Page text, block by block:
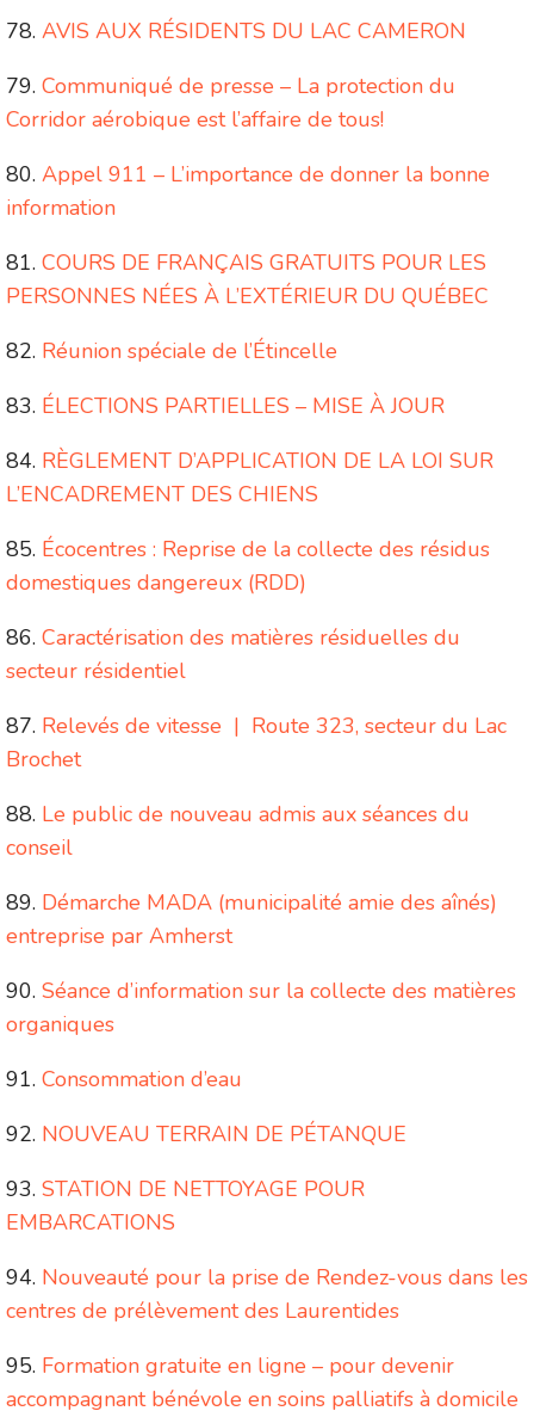
AVIS AUX RÉSIDENTS DU LAC CAMERON
Communiqué de presse – La protection du
Corridor aérobique est l’affaire de tous!
Appel 911 – L’importance de donner la bonne
information
COURS DE FRANÇAIS GRATUITS POUR LES
PERSONNES NÉES À L’EXTÉRIEUR DU QUÉBEC
Réunion spéciale de l’Étincelle
ÉLECTIONS PARTIELLES – MISE À JOUR
RÈGLEMENT D’APPLICATION DE LA LOI SUR
L’ENCADREMENT DES CHIENS
Écocentres : Reprise de la collecte des résidus
domestiques dangereux (RDD)
Caractérisation des matières résiduelles du
secteur résidentiel
Relevés de vitesse | Route 323, secteur du Lac
Brochet
Le public de nouveau admis aux séances du
conseil
Démarche MADA (municipalité amie des aînés)
entreprise par Amherst
Séance d’information sur la collecte des matières
organiques
Consommation d’eau
NOUVEAU TERRAIN DE PÉTANQUE
STATION DE NETTOYAGE POUR
EMBARCATIONS
Nouveauté pour la prise de Rendez-vous dans les
centres de prélèvement des Laurentides
Formation gratuite en ligne – pour devenir
accompagnant bénévole en soins palliatifs à domicile